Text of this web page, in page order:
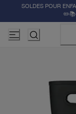
SOLDES POUR